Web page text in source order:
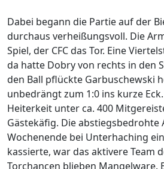
Dabei begann die Partie auf der
durchaus verheißungsvoll. Die
Spiel, der CFC das Tor. Eine
da hatte Dobry von rechts in den
den Ball pflückte Garbuschewski
unbedrängt zum 1:0 ins kurze
Heiterkeit unter ca. 400
Gästekäfig. Die abstiegsbedrohte
Wochenende bei Unterhaching
kassierte, war das aktivere Team
Torchancen blieben Mangelware.